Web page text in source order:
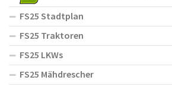
FS25 Stadtplan
FS25 Traktoren
FS25 LKWs
FS25 Mähdrescher